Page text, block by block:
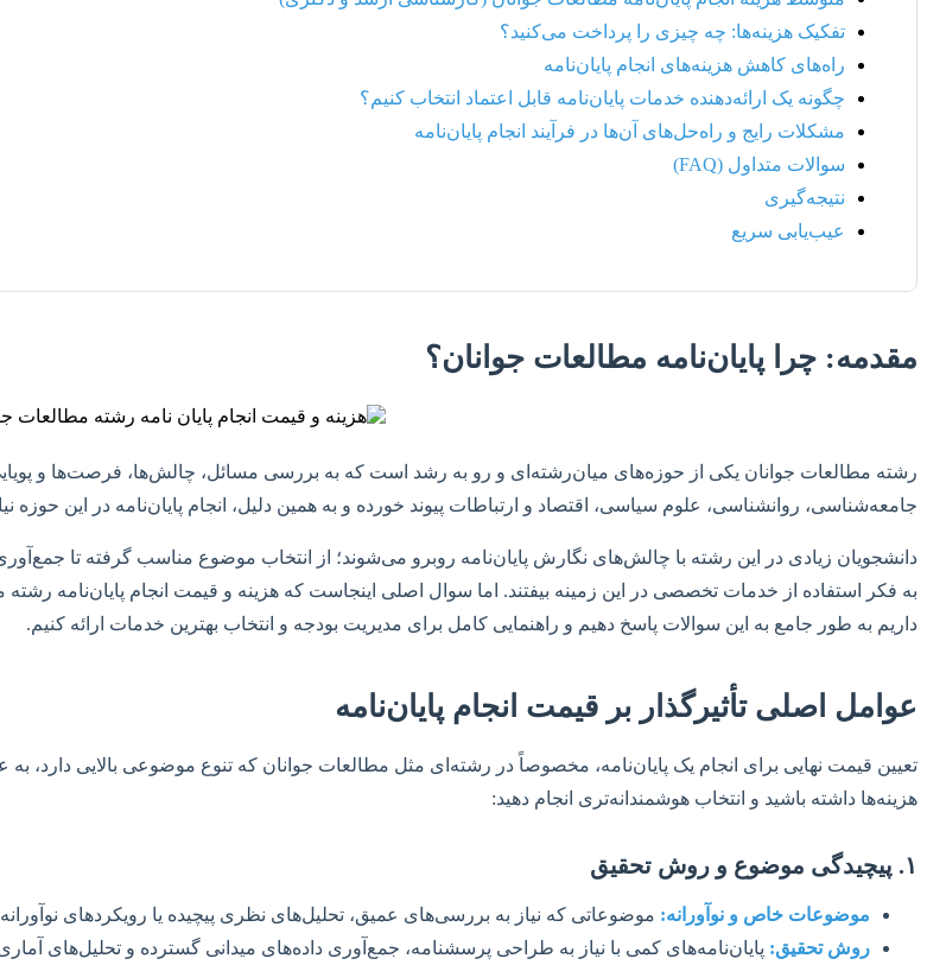
تفکیک هزینه‌ها: چه چیزی را پرداخت می‌کنید؟
راه‌های کاهش هزینه‌های انجام پایان‌نامه
چگونه یک ارائه‌دهنده خدمات پایان‌نامه قابل اعتماد انتخاب کنیم؟
مشکلات رایج و راه‌حل‌های آن‌ها در فرآیند انجام پایان‌نامه
سوالات متداول (FAQ)
نتیجه‌گیری
عیب‌یابی سریع
مقدمه: چرا پایان‌نامه مطالعات جوانان؟
رشته مطالعات جوانان یکی از حوزه‌های میان‌رشته‌ای و رو به رشد است که به بررسی مسائل، چالش‌ها، فرصت‌ها و
جامعه‌شناسی، روانشناسی، علوم سیاسی، اقتصاد و ارتباطات پیوند خورده و به همین دلیل، انجام پایان‌نامه در این
دانشجویان زیادی در این رشته با چالش‌های نگارش پایان‌نامه روبرو می‌شوند؛ از انتخاب موضوع مناسب گرفته تا
به فکر استفاده از خدمات تخصصی در این زمینه بیفتند. اما سوال اصلی اینجاست که هزینه و قیمت انجام پایان‌نامه
داریم به طور جامع به این سوالات پاسخ دهیم و راهنمایی کامل برای مدیریت بودجه و انتخاب بهترین خدمات ارائه کنیم.
عوامل اصلی تأثیرگذار بر قیمت انجام پایان‌نامه
تعیین قیمت نهایی برای انجام یک پایان‌نامه، مخصوصاً در رشته‌ای مثل مطالعات جوانان که تنوع موضوعی بالایی دارد،
هزینه‌ها داشته باشید و انتخاب هوشمندانه‌تری انجام دهید:
۱. پیچیدگی موضوع و روش تحقیق
موضوعات خاص و نوآورانه: موضوعاتی که نیاز به بررسی‌های عمیق، تحلیل‌های نظری پیچیده یا رویکردهای نوآورانه
روش تحقیق: